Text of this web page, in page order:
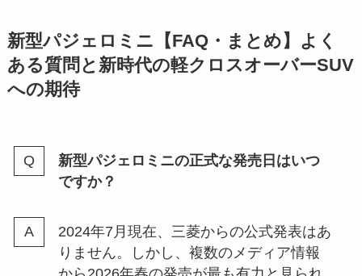
新型パジェロミニ【FAQ・まとめ】よく
ある質問と新時代の軽クロスオーバーSUV
への期待
新型パジェロミニの正式な発売日はいつ
ですか？
2024年7月現在、三菱からの公式発表はあ
りません。しかし、複数のメディア情報